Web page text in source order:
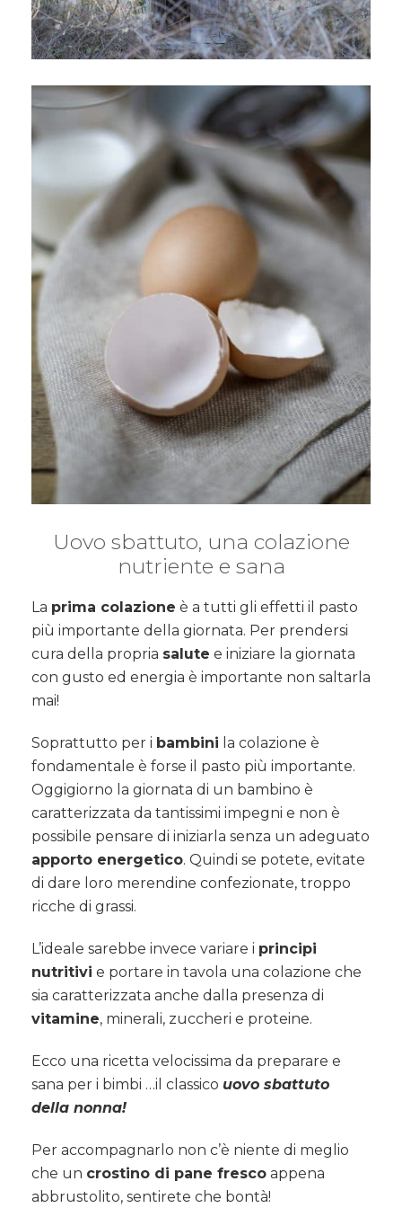
Uovo sbattuto, una colazione
nutriente e sana
La prima colazione è a tutti gli effetti il pasto
più importante della giornata. Per prendersi
cura della propria salute e iniziare la giornata
con gusto ed energia è importante non saltarla
mai!
Soprattutto per i bambini la colazione è
fondamentale è forse il pasto più importante.
Oggigiorno la giornata di un bambino è
caratterizzata da tantissimi impegni e non è
possibile pensare di iniziarla senza un adeguato
apporto energetico. Quindi se potete, evitate
di dare loro merendine confezionate, troppo
ricche di grassi.
L’ideale sarebbe invece variare i principi
nutritivi e portare in tavola una colazione che
sia caratterizzata anche dalla presenza di
vitamine, minerali, zuccheri e proteine.
Ecco una ricetta velocissima da preparare e
sana per i bimbi …il classico uovo sbattuto
della nonna!
Per accompagnarlo non c’è niente di meglio
che un crostino di pane fresco appena
abbrustolito, sentirete che bontà!